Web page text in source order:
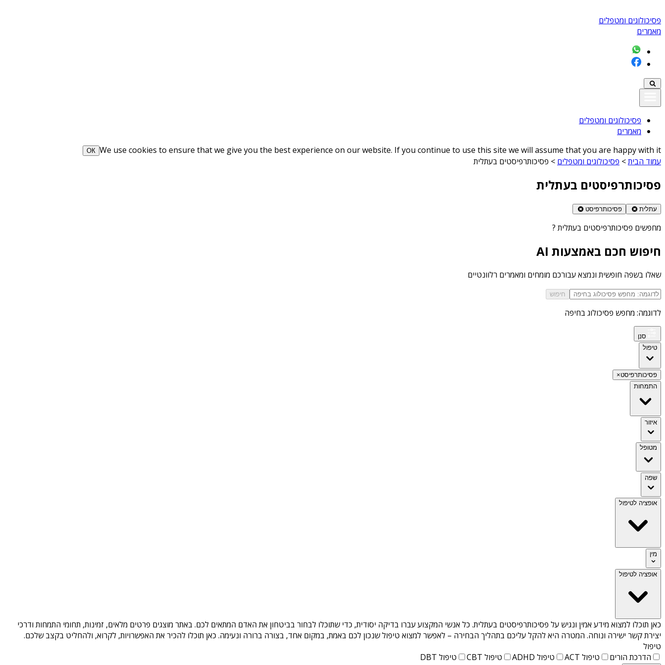
פסיכולוגים ומטפלים
מאמרים
פסיכולוגים ומטפלים
מאמרים
We use cookies to ensure that we give you the best experience on our website. If you continue to use this site we will assume that you are happy with it
ОК
עמוד הבית> פסיכולוגים ומטפלים > פסיכותרפיסטים בעתלית
פסיכותרפיסטים בעתלית
עתלית פסיכותרפיסט
מחפשים פסיכותרפיסטים בעתלית ?
חיפוש חכם באמצעות AI
שאלו בשפה חופשית ונמצא עבורכם מומחים ומאמרים רלוונטיים
חיפוש
לדוגמה: מחפש פסיכולוג בחיפה
סנן
טיפול
פסיכותרפיסט×
התמחות
איזור
מטופל
שפה
אופציה לטיפול
מין
אופציה לטיפול
כאן תוכלו למצוא מידע אמין ונגיש על פסיכותרפיסטים בעתלית. כל אנשי המקצוע עברו בדיקה יסודית, כדי שתוכלו לבחור בביטחון את האדם המתאים לכם. באתר מוצגים פרטים מלאים, זמינות, תחומי התמחות ודרכי
יצירת קשר ישירה ונוחה. המטרה היא להקל עליכם בתהליך הבחירה – לאפשר למצוא טיפול שנכון לכם באמת, במקום אחד, בצורה ברורה ונעימה. כאן תוכלו להכיר את האפשרויות, לקרוא, ולהחליט בקצב שלכם.
טיפול
הדרכת הורים
טיפול ACT טיפול ADHD טיפול CBT טיפול DBT